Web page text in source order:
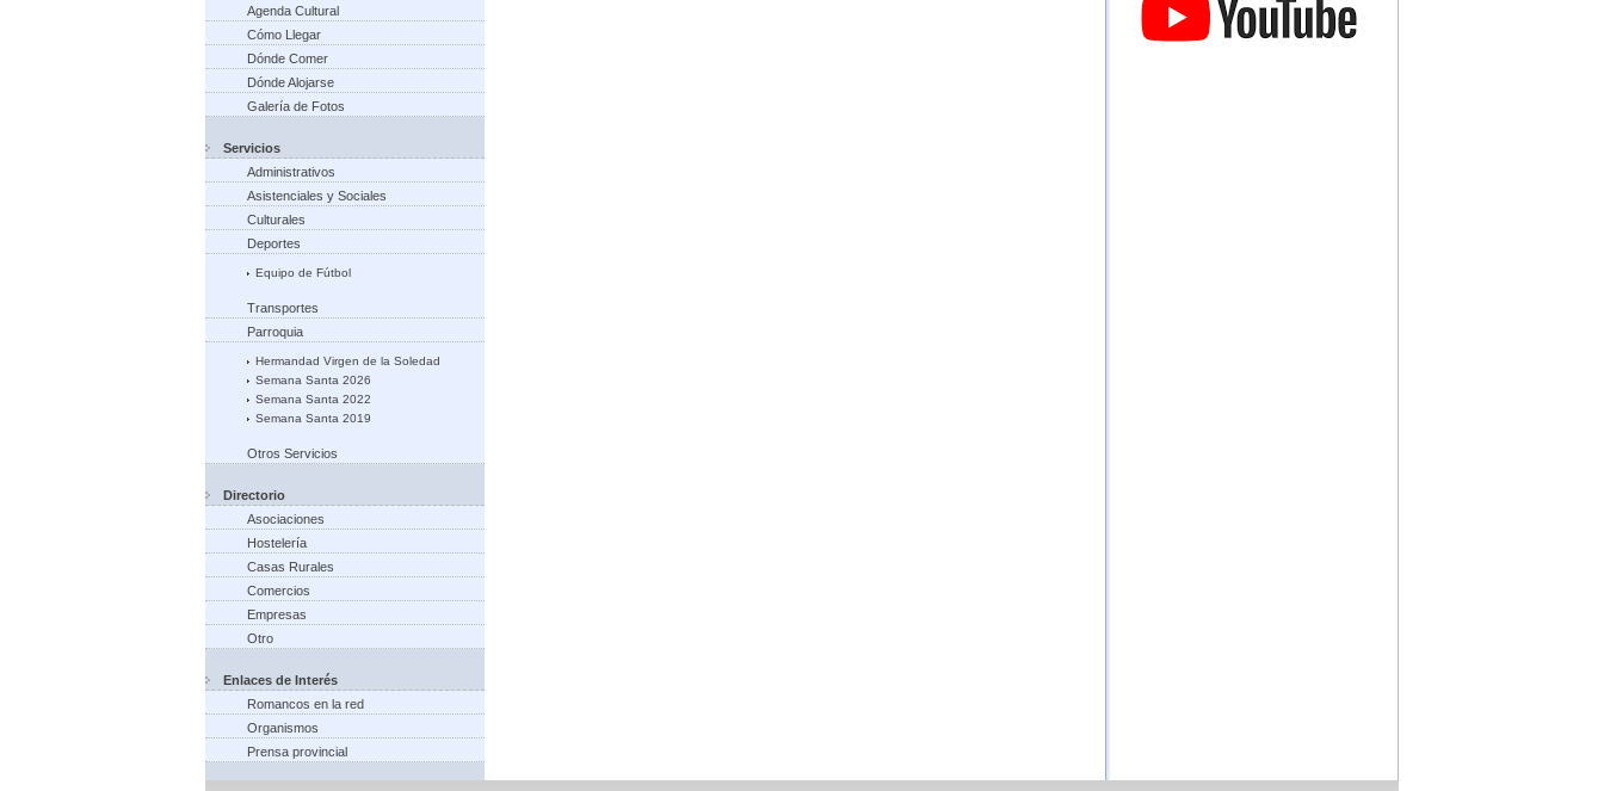
Agenda Cultural
Cómo Llegar
Dónde Comer
Dónde Alojarse
Galería de Fotos
Servicios
Administrativos
Asistenciales y Sociales
Culturales
Deportes
Equipo de Fútbol
Transportes
Parroquia
Hermandad Virgen de la Soledad
Semana Santa 2026
Semana Santa 2022
Semana Santa 2019
Otros Servicios
Directorio
Asociaciones
Hostelería
Casas Rurales
Comercios
Empresas
Otro
Enlaces de Interés
Romancos en la red
Organismos
Prensa provincial